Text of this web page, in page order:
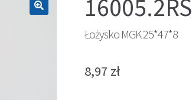
16005.2RS
Łożysko MGK 25*47*8
8,97 zł